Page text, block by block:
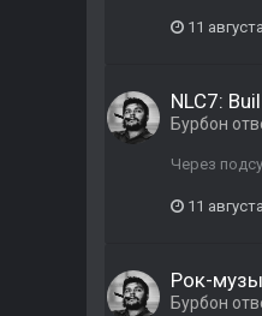
11
NLC7:
Бурбон
Через
11
Рок-
Бурбон